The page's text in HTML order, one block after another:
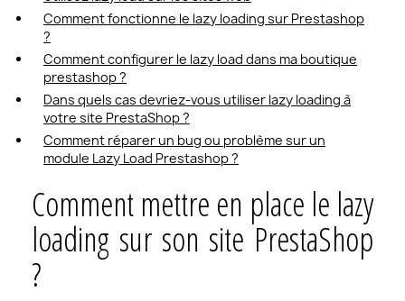
Comment fonctionne le lazy loading sur Prestashop
?
Comment configurer le lazy load dans ma boutique
prestashop ?
Dans quels cas devriez-vous utiliser lazy loading à
votre site PrestaShop ?
Comment réparer un bug ou problème sur un
module Lazy Load Prestashop ?
Comment mettre en place le lazy
loading sur son site PrestaShop
?